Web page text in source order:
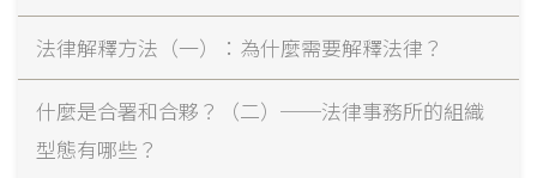
法律解釋方法（一）：為什麼需要解釋法律？
什麼是合署和合夥？（二）──法律事務所的組織
型態有哪些？